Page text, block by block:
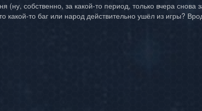
(ну, собственно, за какой-то период, только вчера снова
какой-то баг или народ действительно ушёл из игры?